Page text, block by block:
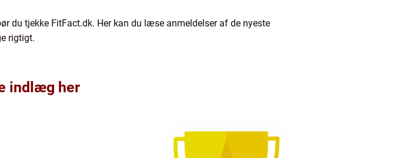
du tjekke FitFact.dk. Her kan du læse anmeldelser af de nyeste
rigtigt.
indlæg her